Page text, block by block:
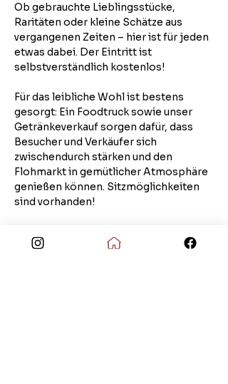
Ob gebrauchte Lieblingsstücke,
Raritäten oder kleine Schätze aus
vergangenen Zeiten – hier ist für jeden
etwas dabei. Der Eintritt ist
selbstverständlich kostenlos!
Für das leibliche Wohl ist bestens
gesorgt: Ein Foodtruck sowie unser
Getränkeverkauf sorgen dafür, dass
Besucher und Verkäufer sich
zwischendurch stärken und den
Flohmarkt in gemütlicher Atmosphäre
genießen können. Sitzmöglichkeiten
sind vorhanden!
Alle wichtigen Informationen